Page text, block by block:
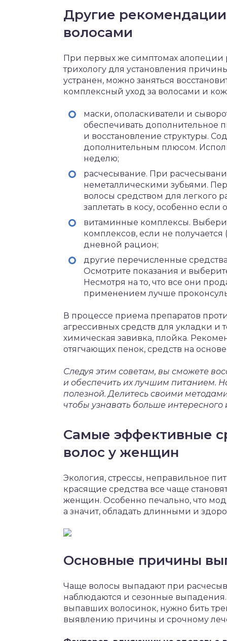
Другие
волосами
При первых же симптомах алопеции
трихологу для установления
устранен, можно заняться
комплексный уход за волосами и
маски, ополаскиватели и
обеспечивать дополнительное
и восстановление структуры.
дополнительным плюсом.
неделю;
расчесывание. При
неметаллическими зубьями.
волосы средством для легкого
заплетать в косу, особенно
витаминные комплексы.
комплексов, если не
дневной рацион;
другие перечисленные
Осмотрите показания и
Несмотря на то, что все они
применением лучше
В процессе приема препаратов
агрессивных средств для укладки и
химическая завивка, плойка.
отягчающих пенок, средств на
Следуя этим советам, вы сможете
и обеспечить их лучшим питанием.
полезной. Делитесь своими
чтобы узнавать больше интересного
Самые эффективные
волос у женщин
Экология, стрессы, неправильное
красящие средства все чаще
женщин. Особенно печально, что
а значит, обладать длинными и
Основные причины
Чаще волосы выпадают при
наблюдаются и сезонные
выпавших волосинок, нужно бить
выявлению причины и срочному